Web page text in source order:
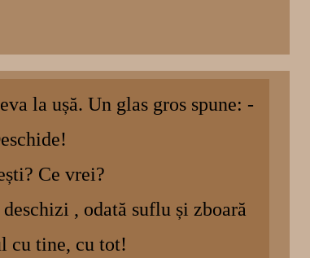
la ușă. Un glas gros spune: -
Ce vrei?
, odată suflu și zboară
cu tine, cu tot!